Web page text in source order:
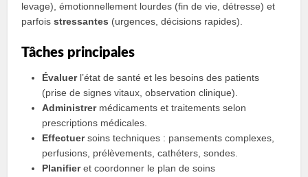
levage), émotionnellement lourdes (fin de vie, détresse) et
parfoisstressantes (urgences, décisions rapides).
Tâches principales
Évaluerl’état de santé et les besoins des patients
(prise de signes vitaux, observation clinique).
Administrermédicaments et traitements selon
prescriptions médicales.
Effectuersoins techniques : pansements complexes,
perfusions, prélèvements, cathéters, sondes.
Planifieret coordonner le plan de soins